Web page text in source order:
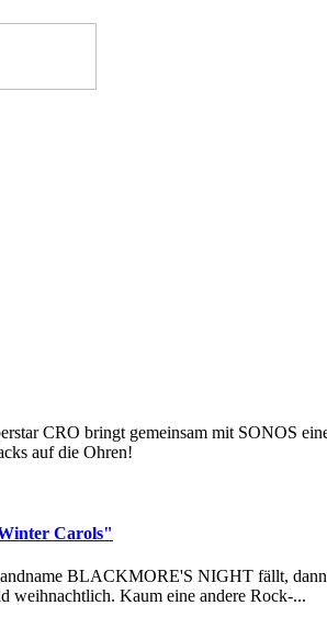
CRO bringt gemeinsam mit SONOS
auf die Ohren!
Carols"
BLACKMORE'S NIGHT fällt,
weihnachtlich. Kaum eine andere Rock-...